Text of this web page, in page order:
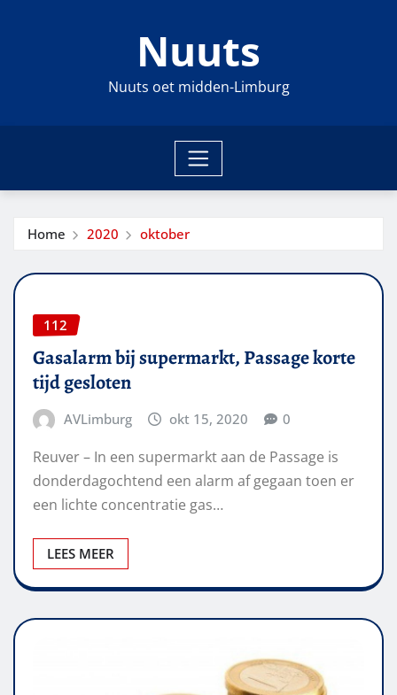
Nuuts
Nuuts oet midden-Limburg
Home 2020 oktober
112
Gasalarm bij supermarkt, Passage korte
tijd gesloten
AVLimburg okt 15, 2020 0
Reuver – In een supermarkt aan de Passage is
donderdagochtend een alarm af gegaan toen er
een lichte concentratie gas…
LEES MEER